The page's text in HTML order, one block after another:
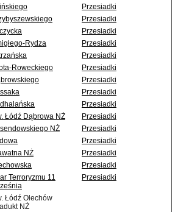
Przesiadki
Przesiadki
Przesiadki
Rydza
Przesiadki
Przesiadki
Roweckiego
Przesiadki
Przesiadki
Przesiadki
Przesiadki
Łódź Dąbrowa NŻ
Przesiadki
NŻ
Przesiadki
Przesiadki
NŻ
Przesiadki
Przesiadki
Terroryzmu 11
Przesiadki
Łódź Olechów
NŻ